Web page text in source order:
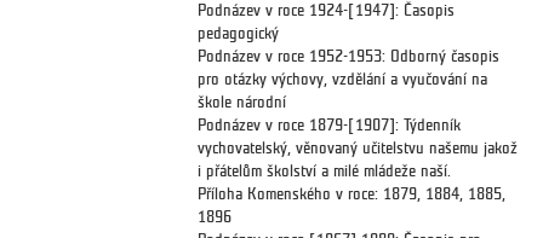
Podnázev v roce 1924-[1947]: Časopis
pedagogický
Podnázev v roce 1952-1953: Odborný časopis
pro otázky výchovy, vzdělání a vyučování na
škole národní
Podnázev v roce 1879-[1907]: Týdenník
vychovatelský, věnovaný učitelstvu našemu jakož
i přátelům školství a milé mládeže naší.
Příloha Komenského v roce: 1879, 1884, 1885,
1896